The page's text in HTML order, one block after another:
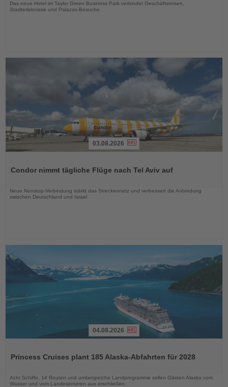
Das neue Hotel im Taylor Green Business Park verbindet Geschäftsreisen,
Stadterlebnisse und Palazzo-Besuche
die
03.08.2026
Condor nimmt tägliche Flüge nach Tel Aviv auf
Neue Nonstop-Verbindung stärkt das Streckennetz und verbessert die Anbindung
zwischen Deutschland und Israel
die
04.08.2026
Princess Cruises plant 185 Alaska-Abfahrten für 2028
Acht Schiffe, 14 Routen und umfangreiche Landprogramme sollen Gästen Alaska vom
Wasser und vom Landesinneren aus erschließen